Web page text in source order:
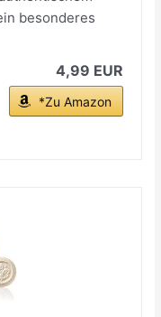
besonderes
4,99 EUR
*Zu Amazon